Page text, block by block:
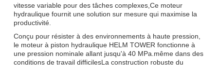
vitesse variable pour des tâches complexes,Ce moteur
hydraulique fournit une solution sur mesure qui maximise la
productivité.
Conçu pour résister à des environnements à haute pression,
le moteur à piston hydraulique HELM TOWER fonctionne à
une pression nominale allant jusqu'à 40 MPa.même dans des
conditions de travail difficilesLa construction robuste du